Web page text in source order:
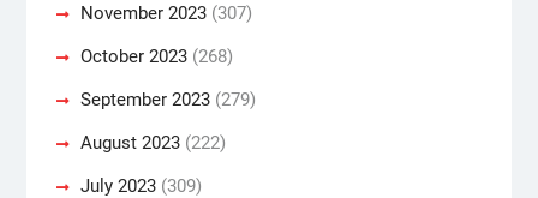
November 2023(307)
October 2023(268)
September 2023(279)
August 2023(222)
July 2023(309)